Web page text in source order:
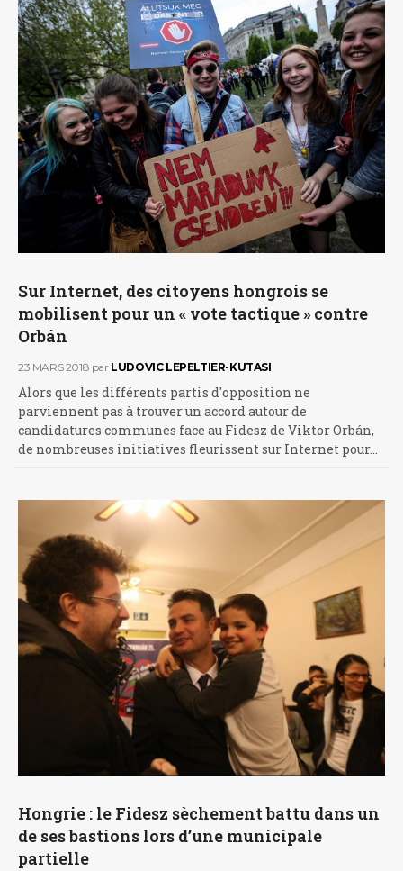
Sur Internet, des citoyens hongrois se
mobilisent pour un « vote tactique » contre
Orbán
23 MARS 2018 par LUDOVIC LEPELTIER-KUTASI
Alors que les différents partis d'opposition ne
parviennent pas à trouver un accord autour de
candidatures communes face au Fidesz de Viktor Orbán,
de nombreuses initiatives fleurissent sur Internet pour…
Hongrie : le Fidesz sèchement battu dans un
de ses bastions lors d’une municipale
partielle